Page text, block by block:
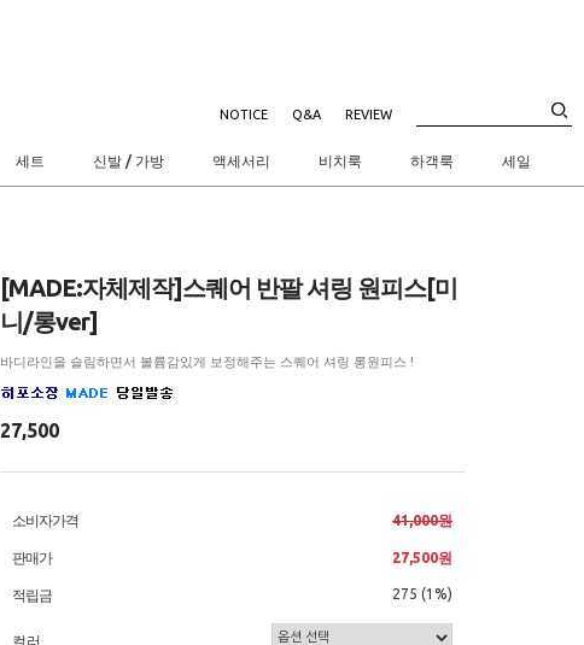
NOTICE Q&A REVIEW
세트 신발 / 가방 액세서리 비치룩 하객룩 세일
[MADE:자체제작]스퀘어 반팔 셔링 원피스[미
니/롱ver]
바디라인을 슬림하면서 볼륨감있게 보정해주는 스퀘어 셔링 롱원피스 !
27,500
소비자가격 41,000원
판매가 27,500원
적립금 275 (1%)
컬러